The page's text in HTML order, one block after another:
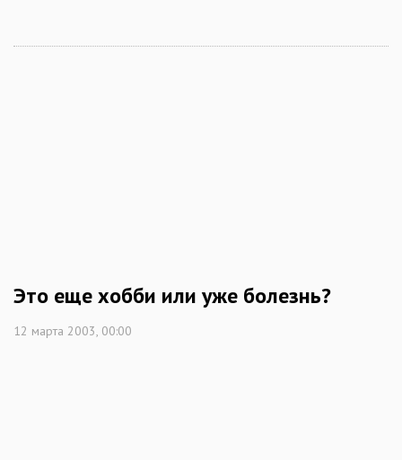
Это еще хобби или уже болезнь?
12 марта 2003, 00:00